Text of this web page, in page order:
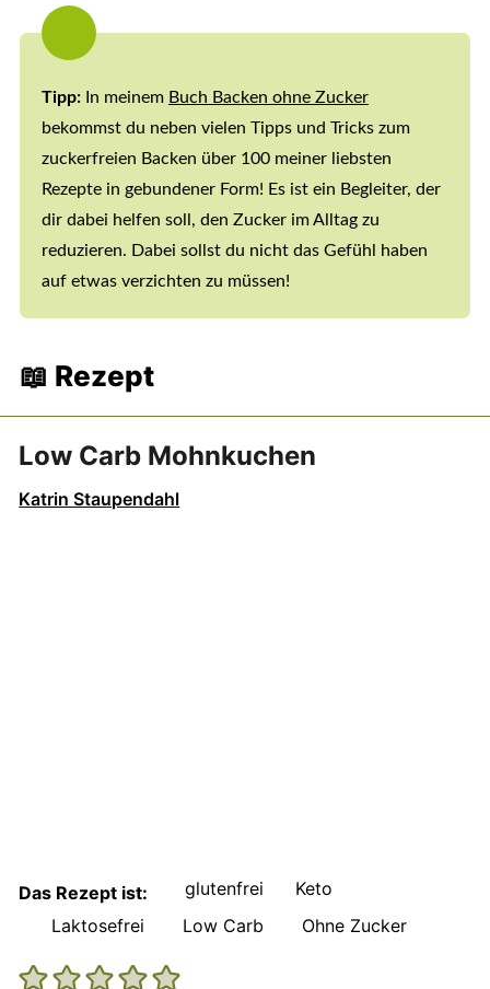
Tipp: In meinem Buch Backen ohne Zucker
bekommst du neben vielen Tipps und Tricks zum
zuckerfreien Backen über 100 meiner liebsten
Rezepte in gebundener Form! Es ist ein Begleiter, der
dir dabei helfen soll, den Zucker im Alltag zu
reduzieren. Dabei sollst du nicht das Gefühl haben
auf etwas verzichten zu müssen!
📖 Rezept
Low Carb Mohnkuchen
Katrin Staupendahl
Das Rezept ist: glutenfrei
Keto
Laktosefrei
Low Carb Ohne Zucker